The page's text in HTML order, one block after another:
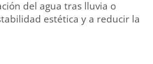
del agua tras lluvia o
estética y a reducir la